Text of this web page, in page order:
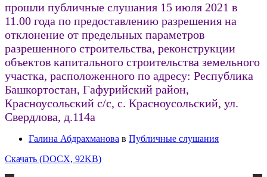
прошли публичные слушания 15 июля 2021 в
11.00 года по предоставлению разрешения на
отклонение от предельных параметров
разрешенного строительства, реконструкции
объектов капитального строительства земельного
участка, расположенного по адресу: Республика
Башкортостан, Гафурийский район,
Красноусольский с/с, с. Красноусольский, ул.
Свердлова, д.114а
Галина Абдрахманова в Публичные слушания
Скачать (DOCX, 92KB)